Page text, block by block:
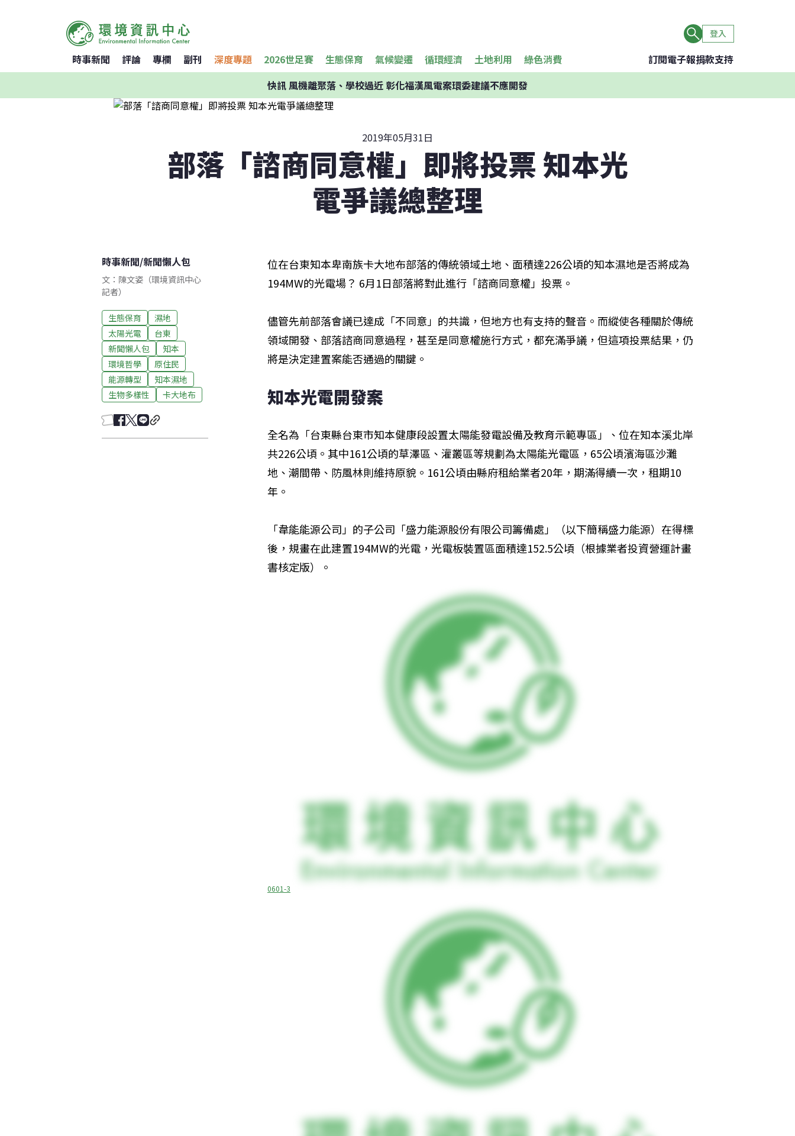
登入
時事新聞 評論 專欄 副刊 深度專題 2026世足賽 生態保育 氣候變遷 循環經濟 土地利用 綠色消費 訂閱電子報捐款支持
快訊風機離聚落、學校過近 彰化福漢風電案環委建議不應開發
2019年05月31日
部落「諮商同意權」即將投票 知本光
電爭議總整理
時事新聞/新聞懶人包
文：陳文姿（環境資訊中心
記者）
生態保育
濕地
太陽光電
台東
新聞懶人包
知本
環境哲學
原住民
能源轉型
知本濕地
生物多樣性
卡大地布
位在台東知本卑南族卡大地布部落的傳統領域土地、面積達226公頃的知本濕地是否將成為
194MW的光電場？ 6月1日部落將對此進行「諮商同意權」投票。
儘管先前部落會議已達成「不同意」的共識，但地方也有支持的聲音。而縱使各種關於傳統
領域開發、部落諮商同意過程，甚至是同意權施行方式，都充滿爭議，但這項投票結果，仍
將是決定建置案能否通過的關鍵。
知本光電開發案
全名為「台東縣台東市知本健康段設置太陽能發電設備及教育示範專區」、位在知本溪北岸
共226公頃。其中161公頃的草澤區、灌叢區等規劃為太陽能光電區，65公頃濱海區沙灘
地、潮間帶、防風林則維持原貌。161公頃由縣府租給業者20年，期滿得續一次，租期10
年。
「韋能能源公司」的子公司「盛力能源股份有限公司籌備處」（以下簡稱盛力能源）在得標
後，規畫在此建置194MW的光電，光電板裝置區面積達152.5公頃（根據業者投資營運計畫
書核定版）。
0601-3